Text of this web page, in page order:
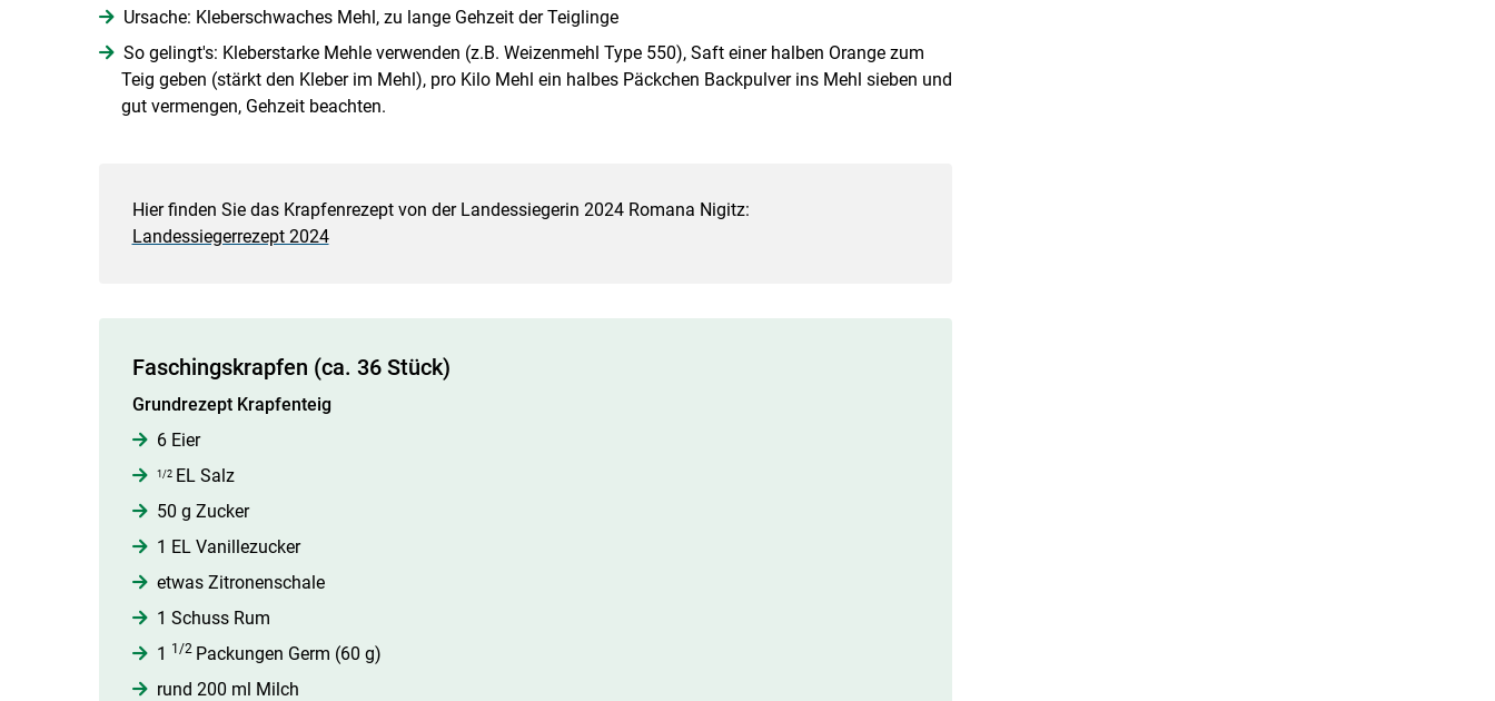
Ursache: Kleberschwaches Mehl, zu lange Gehzeit der Teiglinge
So gelingt's: Kleberstarke Mehle verwenden (z.B. Weizenmehl Type 550), Saft einer halben Orange zum
Teig geben (stärkt den Kleber im Mehl), pro Kilo Mehl ein halbes Päckchen Backpulver ins Mehl sieben und
gut vermengen, Gehzeit beachten.
Hier finden Sie das Krapfenrezept von der Landessiegerin 2024 Romana Nigitz:
Landessiegerrezept 2024
Faschingskrapfen (ca. 36 Stück)
Grundrezept Krapfenteig
6 Eier
1/2 EL Salz
50 g Zucker
1 EL Vanillezucker
etwas Zitronenschale
1 Schuss Rum
1 1/2 Packungen Germ (60 g)
rund 200 ml Milch